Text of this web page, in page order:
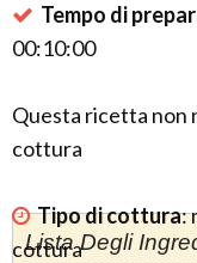
Tempo di
00:10:00
Questa ricetta non
cottura
Tipo di cottura:
cottura
Lista Degli